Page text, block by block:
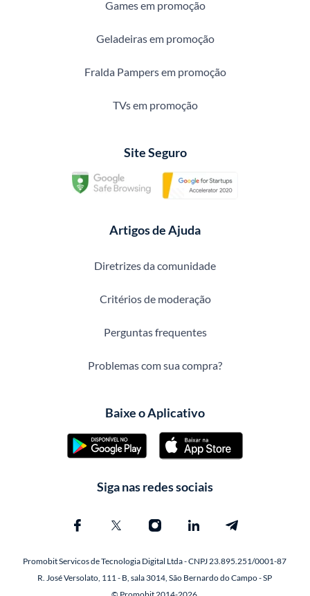
Games em promoção
Geladeiras em promoção
Fralda Pampers em promoção
TVs em promoção
Site Seguro
Artigos de Ajuda
Diretrizes da comunidade
Critérios de moderação
Perguntas frequentes
Problemas com sua compra?
Baixe o Aplicativo
Siga nas redes sociais
Promobit Servicos de Tecnologia Digital Ltda - CNPJ 23.895.251/0001-87
R. José Versolato, 111 - B, sala 3014, São Bernardo do Campo - SP